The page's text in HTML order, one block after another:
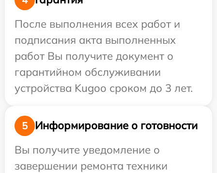
После выполнения всех работ и
подписания акта выполненных
работ Вы получите документ о
гарантийном обслуживании
устройства Kugoo сроком до 3 лет.
5
Информирование о готовности
Вы получите уведомление о
завершении ремонта техники